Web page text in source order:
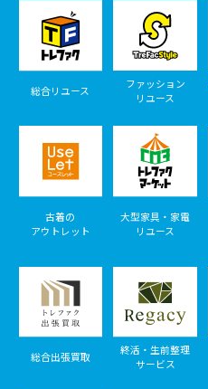
総合リユース
ファッション
リユース
古着の
アウトレット
大型家具・家電
リユース
総合出張買取
終活・生前整理
サービス